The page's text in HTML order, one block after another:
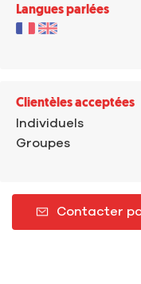
Langues parlées
Clientèles acceptées
Individuels
Groupes
Contacter